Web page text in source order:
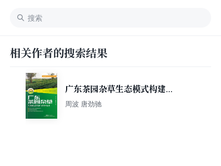
相关作者的搜索结果
广东茶园杂草生态模式构建与
管控技术（新时代乡村振兴书
周波 唐劲驰